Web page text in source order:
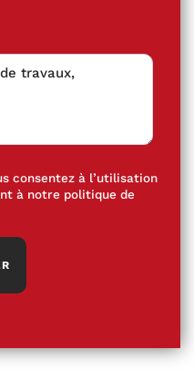
consentez à l’utilisation
à notre politique de